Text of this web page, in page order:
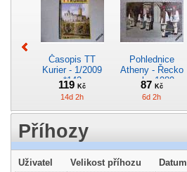
Časopis TT
Kurier - 1/2009
*142
119Kč
14d 2h
Pohlednice
Atheny - Řecko
z roku 1989.
Nová nepoužitá
*5019
87 Kč
6d 2h
Příhozy
Uživatel Velikost příhozu Datum